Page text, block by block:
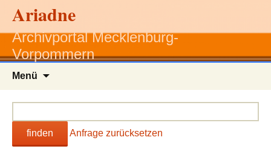
Ariadne
Archivportal Mecklenburg-
Vorpommern
Menü
finden Anfrage zurücksetzen